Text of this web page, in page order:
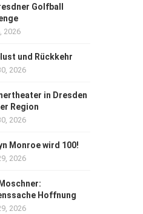
Golfball
2026
und Rückkehr
2026
in Dresden
Region
2026
Monroe wird 100!
2026
Hoffnung
2026